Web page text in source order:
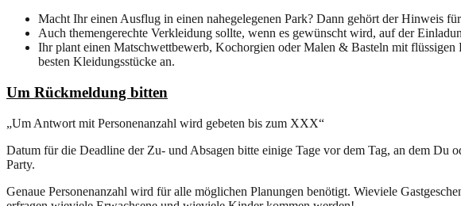
Macht Ihr einen Ausflug in einen nahegelegenen Park? Dann gehört der Hinweis
Auch themengerechte Verkleidung sollte, wenn es gewünscht wird, auf der
Ihr plant einen Matschwettbewerb, Kochorgien oder Malen & Basteln mit
besten Kleidungsstücke an.
Um Rückmeldung bitten
„Um Antwort mit Personenanzahl wird gebeten bis zum XXX“
Datum für die Deadline der Zu- und Absagen bitte einige Tage vor dem Tag, an dem Du
Party.
Genaue Personenanzahl wird für alle möglichen Planungen benötigt. Wieviele